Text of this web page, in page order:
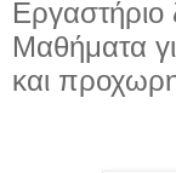
Εργαστήριο
Μαθήματα
και